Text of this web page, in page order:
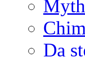
Da